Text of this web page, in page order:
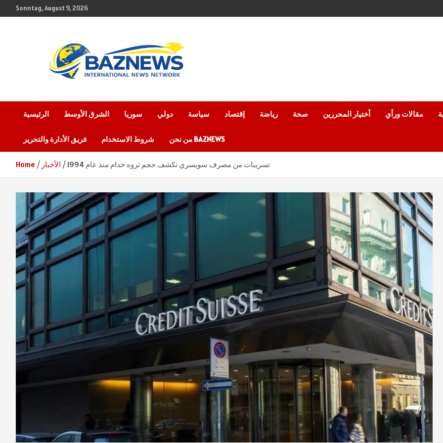
to
Sonntag, August 9, 2026
BAZNEWS
الرئيسية الشرق الأوسط سوريا دولي سياسة إقتصاد رياضة صحة أختيار المحررين مقالات ورأي
فريق الأدارة والتحرير شروط الاستخدام من نحن BAZNEWS
Home الأخبار تسريبات من مصرف سويسري تكشف حجم ثروه خدام منذ عام 1994